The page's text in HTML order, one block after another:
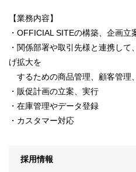
【業務内容】
・OFFICIAL SITEの構築、企画立
・関係部署や取引先様と連携し
げ拡大を
するための商品管理、顧客管理
・販促計画の立案、実行
・在庫管理やデータ登録
・カスタマー対応
採用情報